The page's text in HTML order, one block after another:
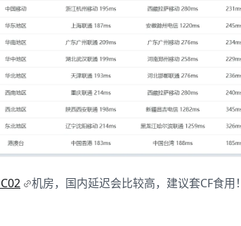
机房，国内延迟会比较高，建议套CF食用